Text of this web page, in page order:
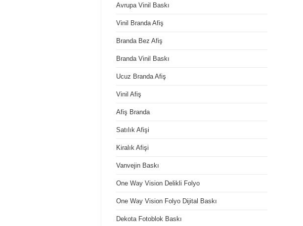
Avrupa Vinil Baskı
Vinil Branda Afiş
Branda Bez Afiş
Branda Vinil Baskı
Ucuz Branda Afiş
Vinil Afiş
Afiş Branda
Satılık Afişi
Kiralık Afişi
Vanvejin Baskı
One Way Vision Delikli Folyo
One Way Vision Folyo Dijital Baskı
Dekota Fotoblok Baskı